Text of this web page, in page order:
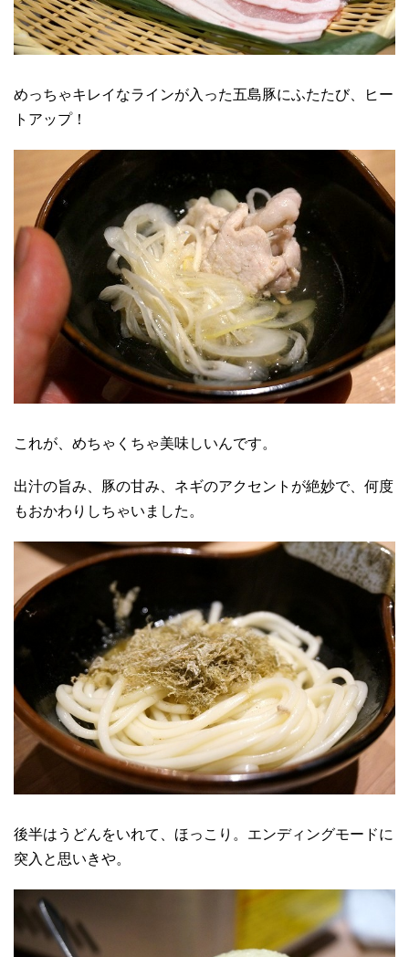
めっちゃキレイなラインが入った五島豚にふたたび、ヒー
トアップ！
これが、めちゃくちゃ美味しいんです。
出汁の旨み、豚の甘み、ネギのアクセントが絶妙で、何度
もおかわりしちゃいました。
後半はうどんをいれて、ほっこり。エンディングモードに
突入と思いきや。